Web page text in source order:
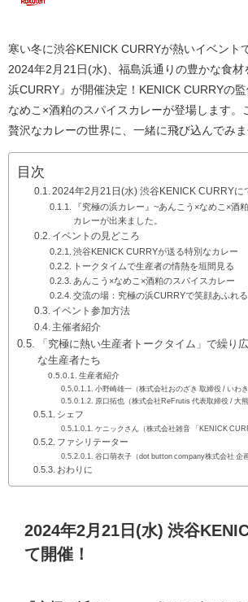
寒い冬に渋谷KENICK CURRYが熱いイベント
2024年2月21日(水)、福島浜通りの豊かな食材
浜CURRY』が開催決定！KENICK CURRYの
なめこ×酒粕のスパイスカレーが登場します。
贅沢なカレーの世界に、一緒に飛び込んでみま
目次
2024年2月21日(水) 渋谷KENICK CURRYに
『究極の浜カレー』~あんこう×なめこ×酒
カレーが出来ました。
イベントの見どころ
渋谷KENICK CURRYが送る特別なカレー
トークタイムで生産者の情熱を垣間見る
あんこう×なめこ×酒粕のスパイスカレー
交流の場：究極の浜CURRYで笑顔あふれ
イベント参加方法
主催者紹介
「究極に熱い生産者トークタイム」で繰り
な生産者たち
生産者紹介
小野崎雄一（株式会社おのざき 取締役 / いわき
原口拓也（株式会社ReFrutis 代表取締役 / 大熊
シェフ
ケニックさん（株式会社雑音 「KENICK
ファシリテーター
谷口萌衣子（dot button company株式会社 企
おわりに
2024年2月21日(水) 渋谷
て開催！